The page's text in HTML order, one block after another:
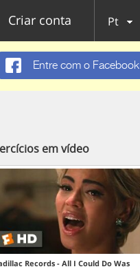
Criar conta Pt
Entre com o Facebook
em vídeo
Records - All I Could Do Was